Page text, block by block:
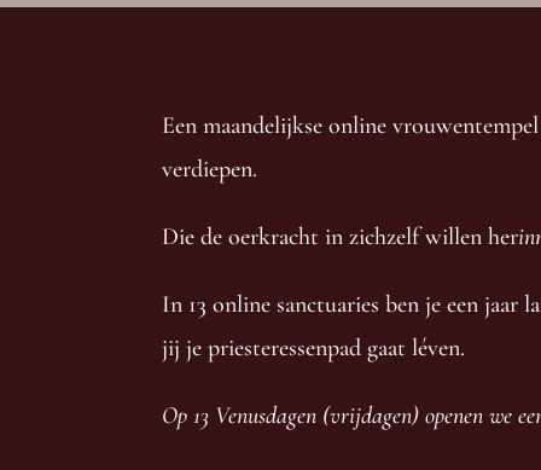
Een maandelijkse online
verdiepen.
Die de oerkracht in zichzelf willen her
In 13 online sanctuaries ben je een jaar
jij je priesteressenpad gaat léven.
Op 13 Venusdagen (vrijdagen) openen we